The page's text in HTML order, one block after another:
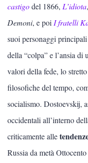
Letteratura latina
Letteratura francese
Letteratura spagnola
LETTERATURA RUSSA
Letteratura inglese
castigodel 1866, L’idiota
Demoni, e poi I fratelli
suoi personaggi
della “colpa” e l’ansia di
valori della fede, lo
filosofiche del tempo,
socialismo. Dostoevskij,
occidentali all’interno
criticamente alle
Russia da metà